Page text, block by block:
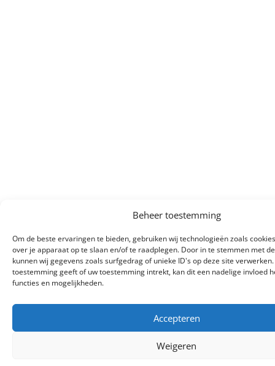
Beheer toestemming
Om de beste ervaringen te bieden, gebruiken wij technologieën zoals
over je apparaat op te slaan en/of te raadplegen. Door in te stemmen met
kunnen wij gegevens zoals surfgedrag of unieke ID's op deze site
toestemming geeft of uw toestemming intrekt, kan dit een nadelige invloed
functies en mogelijkheden.
Accepteren
Weigeren